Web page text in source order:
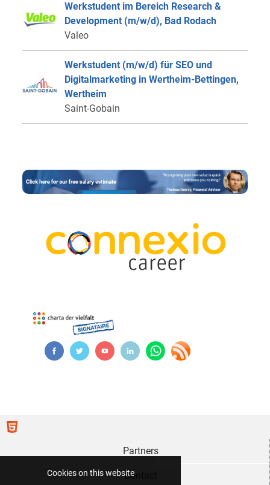
Werkstudent im Bereich Research &
Development (m/w/d), Bad Rodach
Valeo
Werkstudent (m/w/d) für SEO und
Digitalmarketing in Wertheim-Bettingen,
Wertheim
Saint-Gobain
Cookies on this website
Partners
Contact